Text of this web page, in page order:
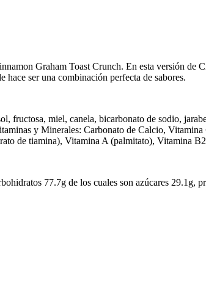
Graham Toast Crunch. En esta versión de
ser una combinación perfecta de sabores.
fructosa, miel, canela, bicarbonato de sodio,
y Minerales: Carbonato de Calcio,
de tiamina), Vitamina A (palmitato), Vitamina
77.7g de los cuales son azúcares 29.1g,